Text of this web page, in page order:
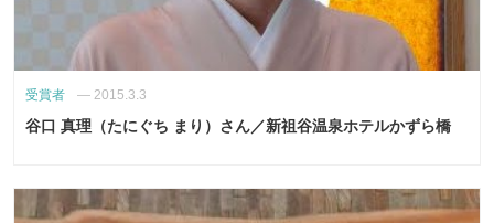
受賞者 — 2015.3.3
谷口 真理（たにぐち まり）さん／新祖谷温泉ホテルかずら橋